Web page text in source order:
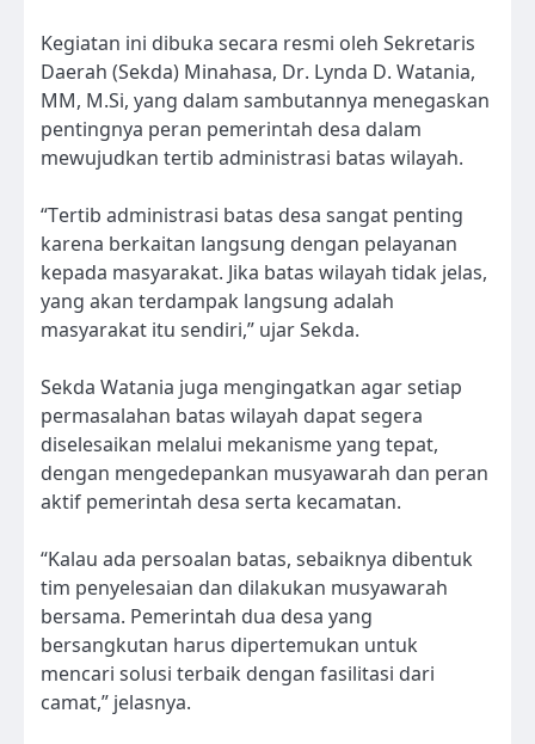
Kegiatan ini dibuka secara resmi oleh Sekretaris
Daerah (Sekda) Minahasa, Dr. Lynda D. Watania,
MM, M.Si, yang dalam sambutannya menegaskan
pentingnya peran pemerintah desa dalam
mewujudkan tertib administrasi batas wilayah.
“Tertib administrasi batas desa sangat penting
karena berkaitan langsung dengan pelayanan
kepada masyarakat. Jika batas wilayah tidak jelas,
yang akan terdampak langsung adalah
masyarakat itu sendiri,” ujar Sekda.
Sekda Watania juga mengingatkan agar setiap
permasalahan batas wilayah dapat segera
diselesaikan melalui mekanisme yang tepat,
dengan mengedepankan musyawarah dan peran
aktif pemerintah desa serta kecamatan.
“Kalau ada persoalan batas, sebaiknya dibentuk
tim penyelesaian dan dilakukan musyawarah
bersama. Pemerintah dua desa yang
bersangkutan harus dipertemukan untuk
mencari solusi terbaik dengan fasilitasi dari
camat,” jelasnya.